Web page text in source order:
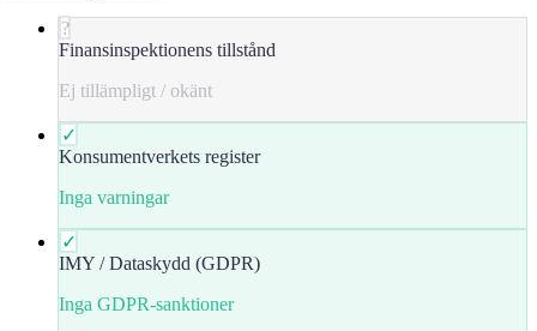
?
Finansinspektionens tillstånd
Ej tillämpligt / okänt
✓
Konsumentverkets register
Inga varningar
✓
IMY / Dataskydd (GDPR)
Inga GDPR-sanktioner